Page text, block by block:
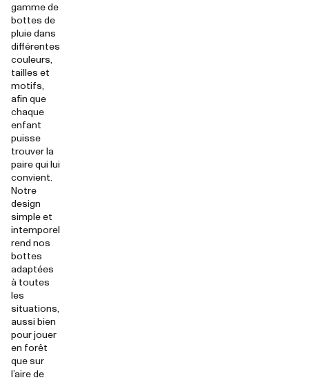
gamme de
bottes de
pluie dans
différentes
couleurs,
tailles et
motifs,
afin que
chaque
enfant
puisse
trouver la
paire qui lui
convient.
Notre
design
simple et
intemporel
rend nos
bottes
adaptées
à toutes
les
situations,
aussi bien
pour jouer
en forêt
que sur
l’aire de